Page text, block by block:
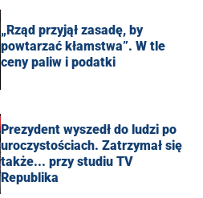
„Rząd przyjął zasadę, by
powtarzać kłamstwa”. W tle
ceny paliw i podatki
Prezydent wyszedł do ludzi po
uroczystościach. Zatrzymał się
także... przy studiu TV
Republika